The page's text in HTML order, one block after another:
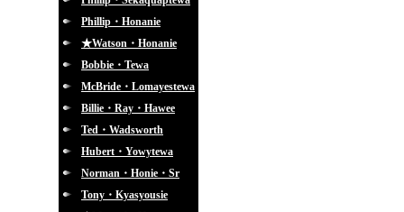
Phillip・Honanie
★Watson・Honanie
Bobbie・Tewa
McBride・Lomayestewa
Billie・Ray・Hawee
Ted・Wadsworth
Hubert・Yowytewa
Norman・Honie・Sr
Tony・Kyasyousie